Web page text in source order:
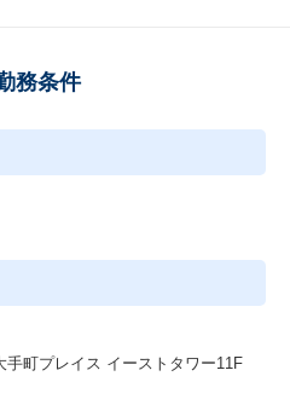
務条件
町プレイス イーストタワー11F